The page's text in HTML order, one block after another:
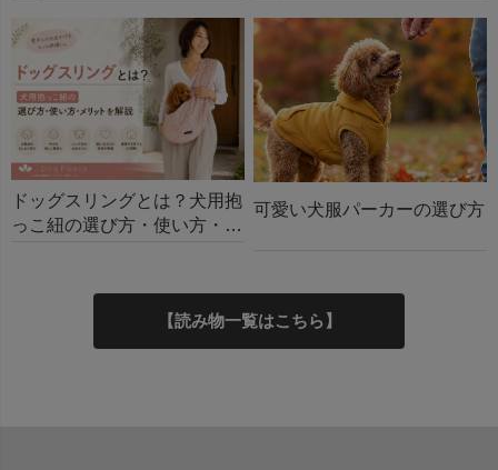
ドッグスリングとは？犬用抱
っこ紐の選び方・使い方・メ
可愛い犬服パーカーの選び方
【読み物一覧はこちら】